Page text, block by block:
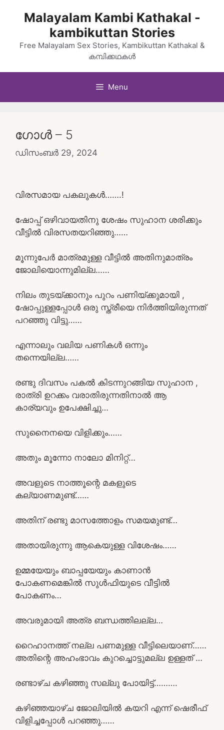
Malayalam Kambi Kathakal -
kambikuttan Stories
Free Malayalam Sex Stories, Kambikuttan Kathakal &
കമ്പിക്കഥകൾ
Menu
ഗോൾ – 5
ഡിസംബർ 29, 2024
വിരസമായ പകലുകൾ…….!
ഷോപ്പ് ഒഴിവായതിനു ശേഷം സുഹാന ശരിക്കും
വീട്ടിൽ വിരസതയറിഞ്ഞു……
മൂന്നുപേർ മാത്രമുള്ള വീട്ടിൽ അതിനുമാത്രം
ജോലിയൊന്നുമില്ല……
നിലം തുടയ്ക്കാനും പുറം പണിയ്ക്കുമായി ,
ഷോപ്പുള്ളപ്പോൾ ഒരു സ്ത്രീയെ നിർത്തിയിരുന്നത്
പറഞ്ഞു വിട്ടു……
എന്നാലും വലിയ പണികൾ ഒന്നും
തന്നെയില്ല……
രണ്ടു ദിവസം പകൽ കിടന്നുറങ്ങിയ സുഹാന ,
രാത്രി ഉറക്കം വരാതിരുന്നതിനാൽ ആ
കാര്യവും ഉപേക്ഷിച്ചു…
സുനൈനയെ വിളിക്കും……
അതും മൂന്നോ നാലോ മിനിറ്റ്…
അവളുടെ നാത്തൂന്റെ മകളുടെ
കല്യാണമുണ്ട്……
അതിന് രണ്ടു മാസത്തോളം സമയമുണ്ട്…
അതായിരുന്നു ആകെയുള്ള വിശേഷം……
ഉമ്മയേയും ബാപ്പയേയും കാണാൻ
പോകണമെങ്കിൽ സുൾഫിയുടെ വീട്ടിൽ
പോകണം…
അവരുമായി അത്ര ബന്ധത്തിലല്ല…
റൈഹാനത്ത് നല്ല പണമുള്ള വീട്ടിലെയാണ്……
അതിന്റെ അഹംഭാവം കുറച്ചൊട്ടുമല്ല ഉള്ളത് …
രണ്ടാഴ്ച കഴിഞ്ഞു സല്ലു പോയിട്ട്……….
കഴിഞ്ഞയാഴ്ച ജോലിയിൽ കയറി എന്ന് ഷെരീഫ്
വിളിച്ചപ്പോൾ പറഞ്ഞു……